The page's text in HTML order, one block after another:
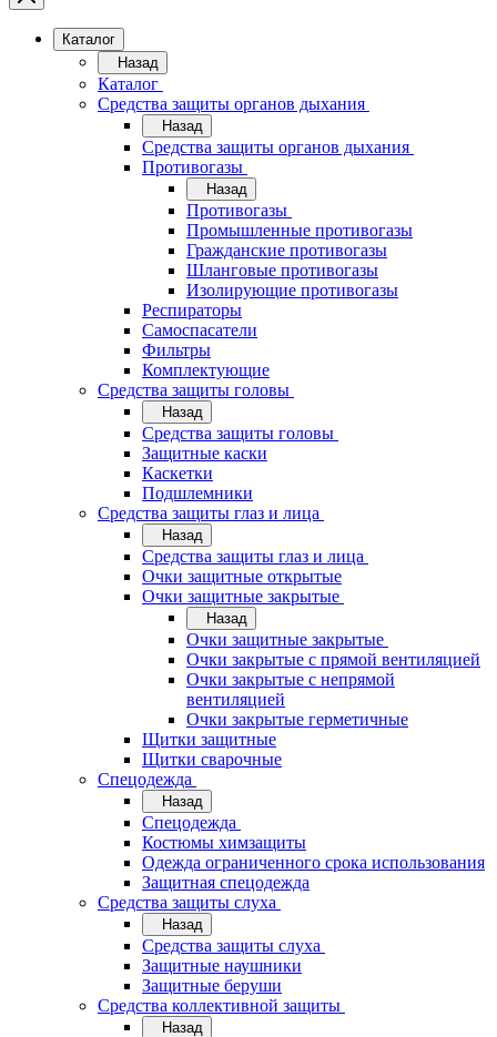
Каталог
Назад
Каталог
Средства защиты органов дыхания
Назад
Средства защиты органов дыхания
Противогазы
Назад
Противогазы
Промышленные противогазы
Гражданские противогазы
Шланговые противогазы
Изолирующие противогазы
Респираторы
Самоспасатели
Фильтры
Комплектующие
Средства защиты головы
Назад
Средства защиты головы
Защитные каски
Каскетки
Подшлемники
Средства защиты глаз и лица
Назад
Средства защиты глаз и лица
Очки защитные открытые
Очки защитные закрытые
Назад
Очки защитные закрытые
Очки закрытые с прямой вентиляцией
Очки закрытые с непрямой
вентиляцией
Очки закрытые герметичные
Щитки защитные
Щитки сварочные
Спецодежда
Назад
Спецодежда
Костюмы химзащиты
Одежда ограниченного срока использования
Защитная спецодежда
Средства защиты слуха
Назад
Средства защиты слуха
Защитные наушники
Защитные беруши
Средства коллективной защиты
Назад